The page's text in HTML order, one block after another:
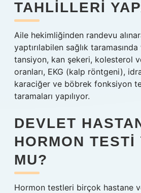
TAHLILLERI
Aile hekimliğinden randevu
yaptırılabilen sağlık
tansiyon, kan şekeri, kolesterol
oranları, EKG (kalp röntgeni),
karaciğer ve böbrek fonksiyon
taramaları yapılıyor.
DEVLET
HORMON TESTI
MU?
Hormon testleri birçok hastane